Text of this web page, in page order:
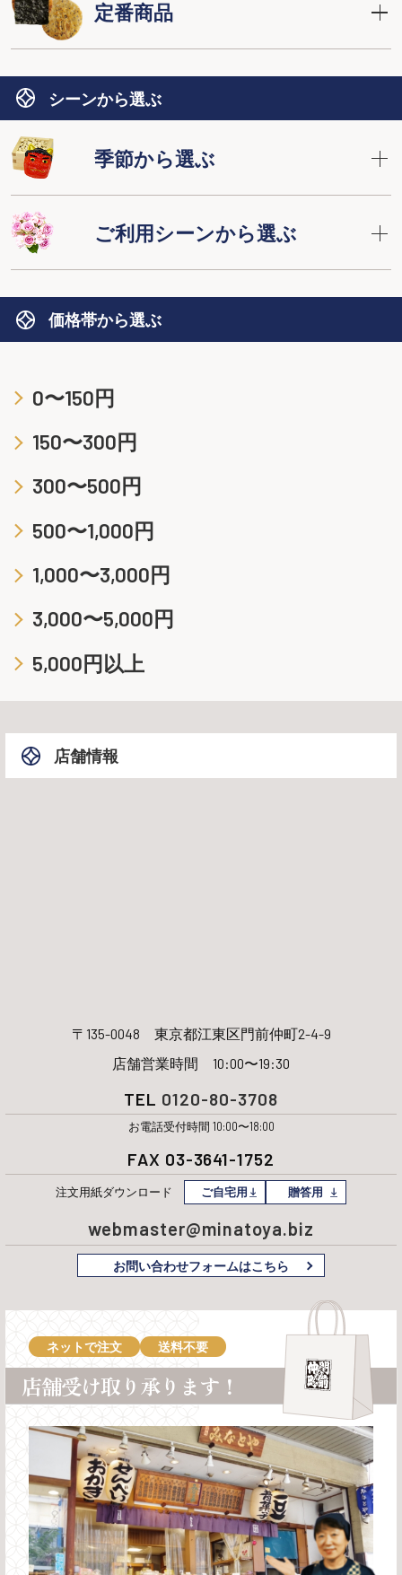
定番商品
シーンから選ぶ
季節から選ぶ
ご利用シーンから選ぶ
価格帯から選ぶ
0〜150円
150〜300円
300〜500円
500〜1,000円
1,000〜3,000円
3,000〜5,000円
5,000円以上
店舗情報
〒135-0048 東京都江東区門前仲町2-4-9
店舗営業時間 10:00〜19:30
TEL 0120-80-3708
お電話受付時間 10:00〜18:00
FAX 03-3641-1752
注文用紙ダウンロード ご自宅用 贈答用
webmaster@minatoya.biz
お問い合わせフォームはこちら
ネットで注文 送料不要
店舗受け取り承ります！